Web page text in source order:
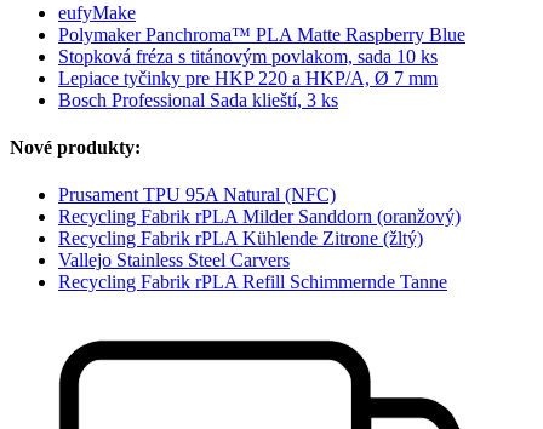
eufyMake
Polymaker Panchroma™ PLA Matte Raspberry Blue
Stopková fréza s titánovým povlakom, sada 10 ks
Lepiace tyčinky pre HKP 220 a HKP/A, Ø 7 mm
Bosch Professional Sada klieští, 3 ks
Nové produkty:
Prusament TPU 95A Natural (NFC)
Recycling Fabrik rPLA Milder Sanddorn (oranžový)
Recycling Fabrik rPLA Kühlende Zitrone (žltý)
Vallejo Stainless Steel Carvers
Recycling Fabrik rPLA Refill Schimmernde Tanne